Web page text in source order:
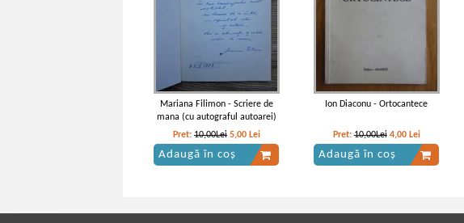
Mariana Filimon - Scriere de
mana (cu autograful autoarei)
Pret: 10,00Lei 5,00 Lei
Adaugă în coș
Ion Diaconu - Ortocantece
Pret:10,00Lei 4,00 Lei
Adaugă în coș